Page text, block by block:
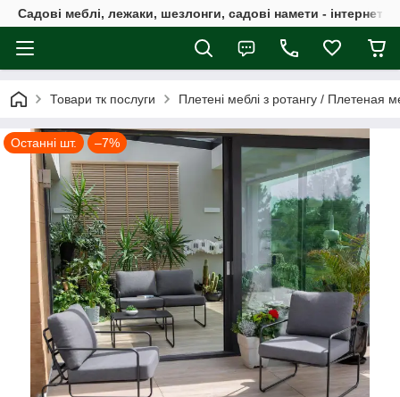
Садові меблі, лежаки, шезлонги, садові намети - інтернет-
Товари тк послуги Плетені меблі з ротангу / Плетеная
Останні шт. –7%